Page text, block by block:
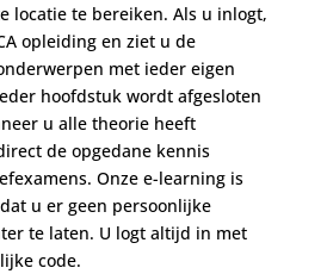
locatie te bereiken. Als u inlogt,
opleiding en ziet u de
met ieder eigen
hoofdstuk wordt afgesloten
u alle theorie heeft
de opgedane kennis
Onze e-learning is
u er geen persoonlijke
te laten. U logt altijd in met
code.